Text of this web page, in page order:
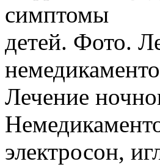
детей. Фото.
Лечение
электросон,